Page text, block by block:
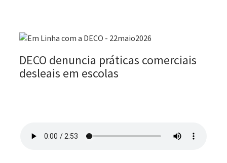
DECO denuncia práticas comerciais
desleais em escolas